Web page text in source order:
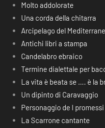
Molto addolorate
Una corda della chitarra
Arcipelago del
Antichi libri a stampa
Candelabro ebraico
Termine dialettale per
La vita è beata se …. è la
Un dipinto di Caravaggio
Personaggio de I
La Scarrone cantante